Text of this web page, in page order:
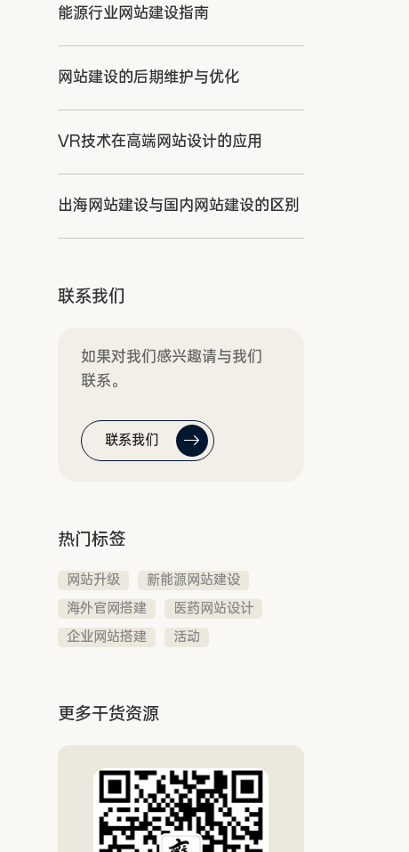
能源行业网站建设指南
网站建设的后期维护与优化
VR技术在高端网站设计的应用
出海网站建设与国内网站建设的区别
联系我们
如果对我们感兴趣请与我们
联系。
联系我们
热门标签
网站升级
新能源网站建设
海外官网搭建
医药网站设计
企业网站搭建
活动
更多干货资源